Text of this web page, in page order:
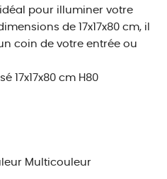
pour illuminer votre
de 17x17x80 cm, il
coin de votre entrée ou
17x17x80 cm H80
Multicouleur